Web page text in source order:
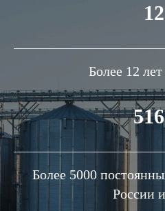
12
Более 12
Более 5000
России